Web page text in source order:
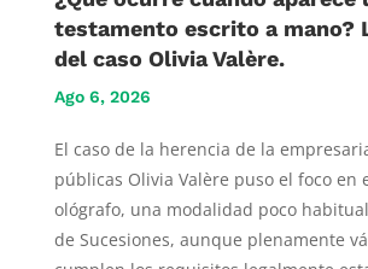
testamento escrito a mano?
del caso Olivia Valère.
Ago 6, 2026
El caso de la herencia de la
públicas Olivia Valère puso el foco en
ológrafo, una modalidad poco
de Sucesiones, aunque plenamente